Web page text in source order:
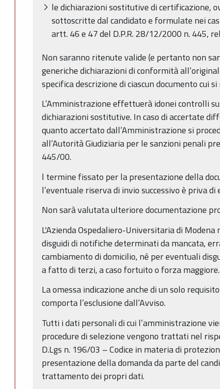
le dichiarazioni sostitutive di certificazione,
sottoscritte dal candidato e formulate nei
artt. 46 e 47 del D.P.R. 28/12/2000 n. 445,
Non saranno ritenute valide (e pertanto non
generiche dichiarazioni di conformità
specifica descrizione di ciascun documento cui
L’Amministrazione effettuerà idonei controlli
dichiarazioni sostitutive. In caso di accertate
quanto accertato dall’Amministrazione si
all’Autorità Giudiziaria per le sanzioni penali
445/00.
l termine fissato per la presentazione della
l’eventuale riserva di invio successivo è priva
Non sarà valutata ulteriore documentazione
L'Azienda Ospedaliero-Universitaria di
disguidi di notifiche determinati da mancata,
cambiamento di domicilio, né per eventuali
a fatto di terzi, a caso fortuito o forza maggiore.
La omessa indicazione anche di un solo
comporta l’esclusione dall’Avviso.
Tutti i dati personali di cui l’amministrazione
procedure di selezione vengono trattati nel
D.Lgs n. 196/03 – Codice in materia di
presentazione della domanda da parte del
trattamento dei propri dati.